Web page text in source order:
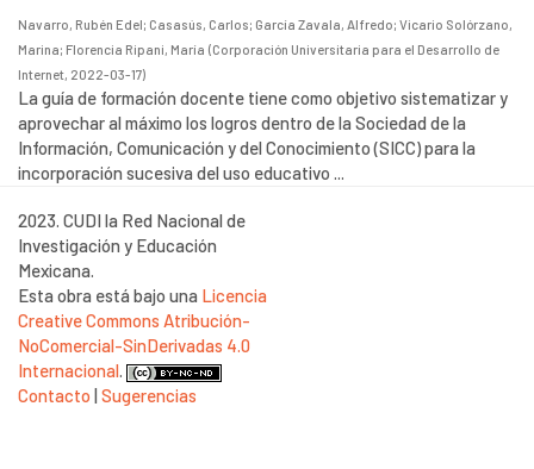
Navarro, Rubén Edel; Casasús, Carlos; García Zavala, Alfredo; Vicario Solórzano,
Marina; Florencia Ripani, María (Corporación Universitaria para el Desarrollo de
Internet, 2022-03-17)
La guía de formación docente tiene como objetivo sistematizar y
aprovechar al máximo los logros dentro de la Sociedad de la
Información, Comunicación y del Conocimiento (SICC) para la
incorporación sucesiva del uso educativo ...
2023. CUDI la Red Nacional de
Investigación y Educación
Mexicana.
Esta obra está bajo una Licencia
Creative Commons Atribución-
NoComercial-SinDerivadas 4.0
Internacional.
Contacto |Sugerencias